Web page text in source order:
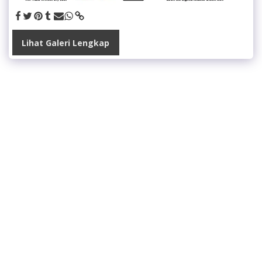
Lihat Galeri Lengkap